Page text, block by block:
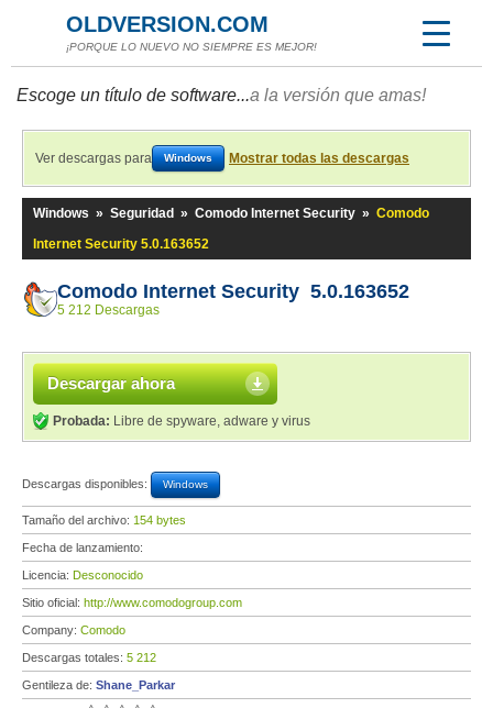
OLDVERSION.COM
¡PORQUE LO NUEVO NO SIEMPRE ES MEJOR!
Escoge un título de software...a la versión que amas!
Ver descargas para Windows Mostrar todas las descargas
Windows » Seguridad » Comodo Internet Security » Comodo
Internet Security 5.0.163652
Comodo Internet Security 5.0.163652
5 212 Descargas
Descargar ahora
Probada: Libre de spyware, adware y virus
Descargas disponibles: Windows
Tamaño del archivo: 154 bytes
Fecha de lanzamiento:
Licencia: Desconocido
Sitio oficial: http://www.comodogroup.com
Company: Comodo
Descargas totales: 5 212
Gentileza de: Shane_Parkar